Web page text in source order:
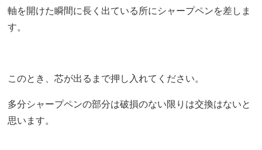
軸を開けた瞬間に長く出ている所にシャープペンを差しま
す。
このとき、芯が出るまで押し入れてください。
多分シャープペンの部分は破損のない限りは交換はないと
思います。